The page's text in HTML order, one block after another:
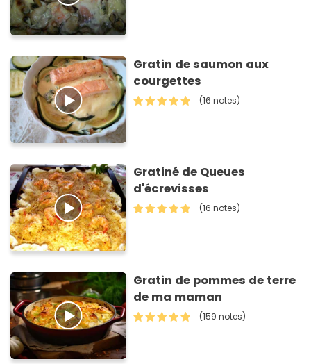
Gratin de saumon aux
courgettes
(16 notes)
Gratiné de Queues
d'écrevisses
(16 notes)
Gratin de pommes de terre
de ma maman
(159 notes)